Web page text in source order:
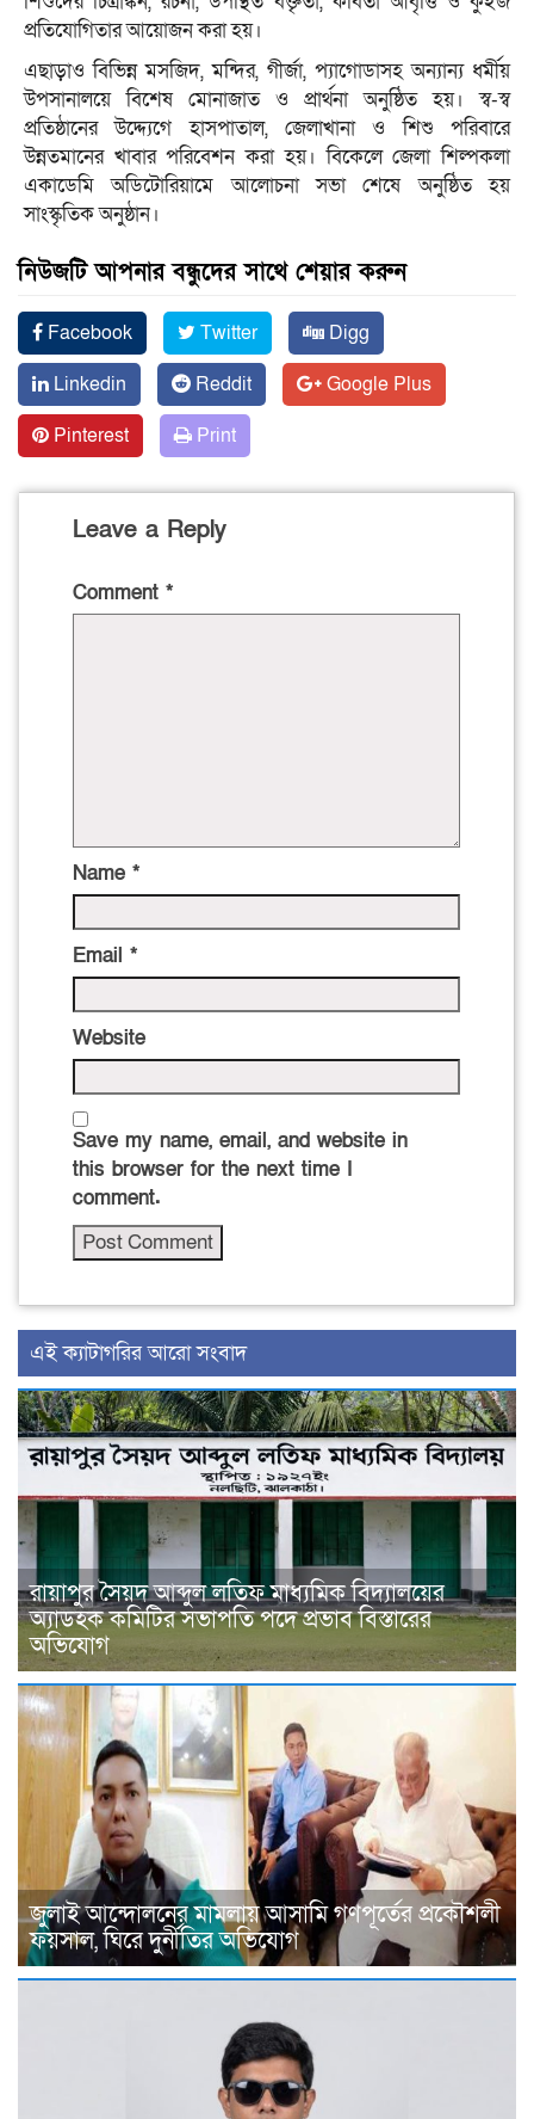
প্রতিযোগিতার আয়োজন করা হয়।
এছাড়াও বিভিন্ন মসজিদ, মন্দির, গীর্জা, প্যাগোডাসহ অন্যান্য ধর্মীয়
উপসানালয়ে বিশেষ মোনাজাত ও প্রার্থনা অনুষ্ঠিত হয়। স্ব-স্ব
প্রতিষ্ঠানের উদ্দ্যেগে হাসপাতাল, জেলাখানা ও শিশু পরিবারে
উন্নতমানের খাবার পরিবেশন করা হয়। বিকেলে জেলা শিল্পকলা
একাডেমি অডিটোরিয়ামে আলোচনা সভা শেষে অনুষ্ঠিত হয়
সাংস্কৃতিক অনুষ্ঠান।
নিউজটি আপনার বন্ধুদের সাথে শেয়ার করুন
Facebook Twitter
Digg
Linkedin
Reddit
Google Plus
Pinterest
Print
Leave a Reply
Comment *
Name *
Email *
Website
Save my name, email, and website in
this browser for the next time I
comment.
‍এই ক্যাটাগরির ‍আরো সংবাদ
রায়াপুর সৈয়দ আব্দুল লতিফ মাধ্যমিক বিদ্যালয়ের
অ্যাডহক কমিটির সভাপতি পদে প্রভাব বিস্তারের
অভিযোগ
জুলাই আন্দোলনের মামলায় আসামি গণপূর্তের প্রকৌশলী
ফয়সাল, ঘিরে দুর্নীতির অভিযোগ